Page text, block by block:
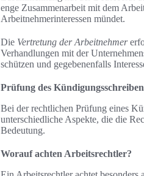
enge Zusammenarbeit mit dem
Arbeitnehmerinteressen mündet.
Die Vertretung der Arbeitnehmer
Verhandlungen mit der
schützen und gegebenenfalls
Prüfung des
Bei der rechtlichen Prüfung eines
unterschiedliche Aspekte, die die
Bedeutung.
Worauf achten Arbeitsrechtler?